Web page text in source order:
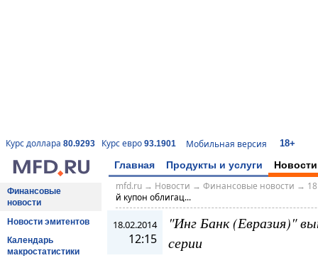
Курс доллара 80.9293 Курс евро 93.1901 Мобильная версия 18+
Главная Продукты и услуги Новости
Финансовые
новости
Новости эмитентов
Календарь
макростатистики
mfd.ru→ Новости → Финансовые новости →
й купон облигац...
18.02.2014
12:15
"Инг Банк (Евразия)"
серии